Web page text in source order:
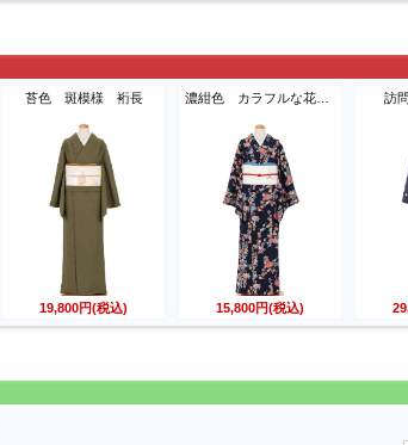
苔色 斑模様 裄長
19,800円(税込) 15,800円(税込)
訪